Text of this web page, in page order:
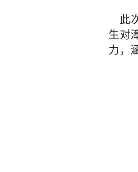
此
生对
力，